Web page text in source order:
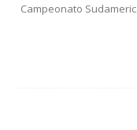
Campeonato